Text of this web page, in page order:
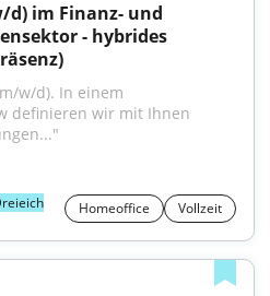
d) im Finanz- und
- hybrides
w/d). In einem
definieren wir mit Ihnen
Homeoffice Vollzeit